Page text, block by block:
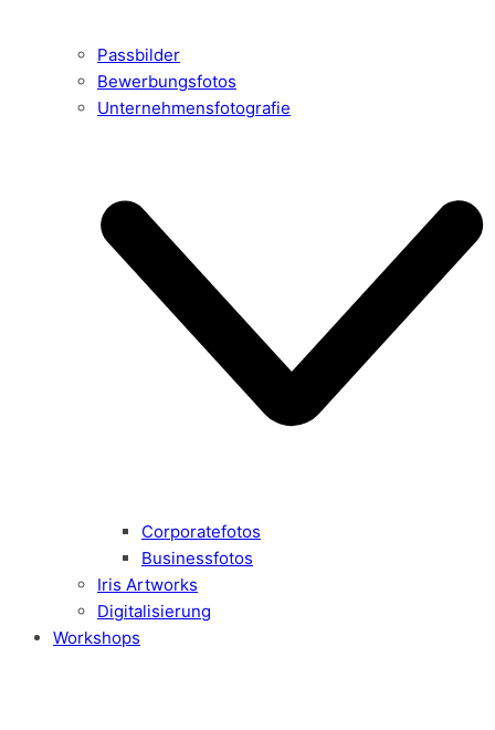
Passbilder
Bewerbungsfotos
Unternehmensfotografie
Corporatefotos
Businessfotos
Iris Artworks
Digitalisierung
Workshops